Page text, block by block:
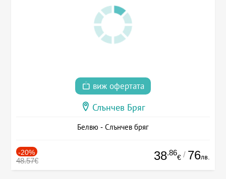
виж офертата
Слънчев Бряг
Белвю - Слънчев бряг
-20%
48.57€ 38.86
€ / 76лв.